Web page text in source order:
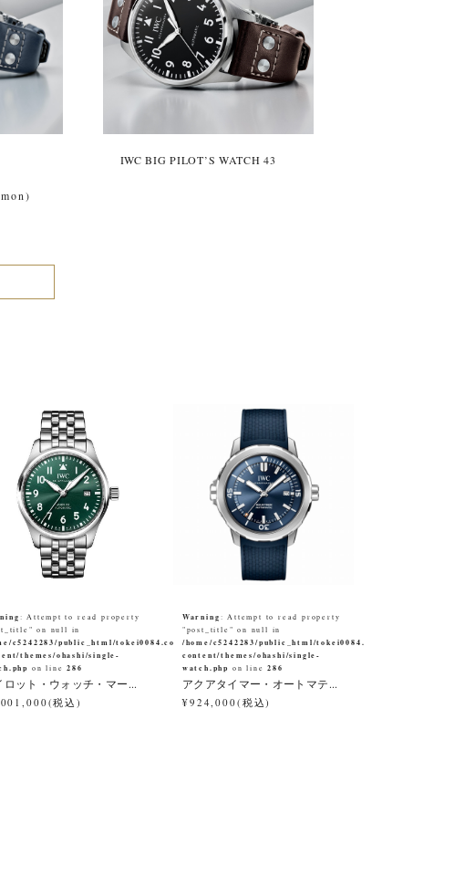
IWC BIG PILOT’S WATCH 43
: Attempt to read property
on null in
c5242283/public_html/tokei0084.co.jp/wp-
themes/ohashi/single-
on line286
ロット・ウォッチ・マー...
税込)
Warning : Attempt to read property
"post_title" on null in
/home/c5242283/public_html/tokei0084.co.jp/wp-
content/themes/ohashi/single-
watch.php on line286
アクアタイマー・オートマテ...
¥924,000(税込)